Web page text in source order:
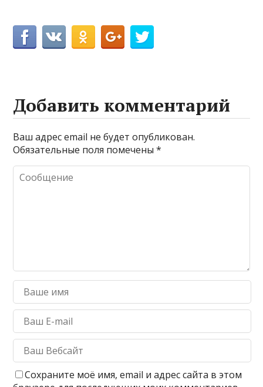
Добавить комментарий
Ваш адрес email не будет опубликован.
Обязательные поля помечены*
Сохраните моё имя, email и адрес сайта в этом